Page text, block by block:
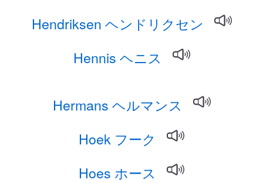
Hendriksen ヘンドリクセン
Hennis ヘニス
Hermans ヘルマンス
Hoek フーク
Hoes ホース